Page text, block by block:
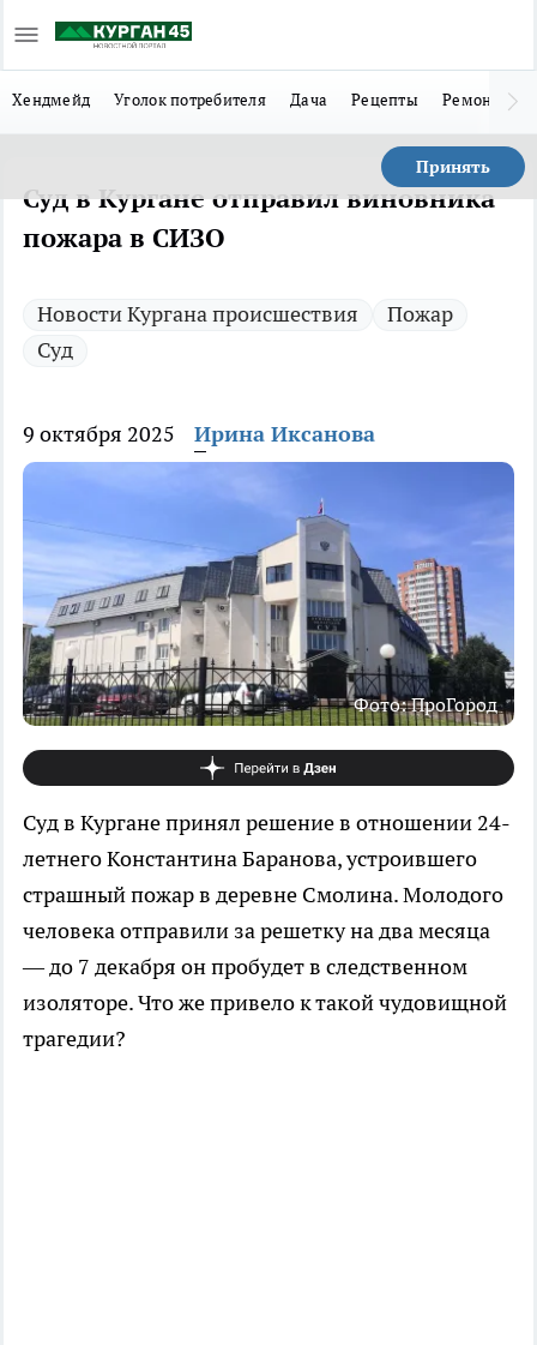
Хендмейд Уголок потребителя Дача Рецепты Ремонт
Принять
Суд в Кургане отправил виновника
пожара в СИЗО
Новости Кургана происшествия
Пожар
Суд
9 октября 2025 Ирина Иксанова
Фото: ПроГород
Суд в Кургане принял решение в отношении 24-
летнего Константина Баранова, устроившего
страшный пожар в деревне Смолина. Молодого
человека отправили за решетку на два месяца
— до 7 декабря он пробудет в следственном
изоляторе. Что же привело к такой чудовищной
трагедии?